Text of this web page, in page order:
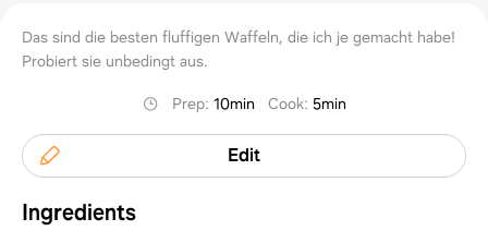
Das sind die besten fluffigen Waffeln, die ich je gemacht habe!
Probiert sie unbedingt aus.
Prep: 10min Cook: 5min
Edit
Ingredients